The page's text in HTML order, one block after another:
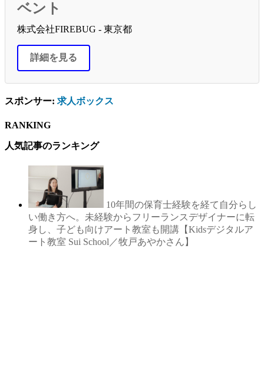
ベント
株式会社FIREBUG - 東京都
詳細を見る
スポンサー: 求人ボックス
RANKING
人気記事のランキング
10年間の保育士経験を経て自分らし
い働き方へ。未経験からフリーランスデザイナーに転
身し、子ども向けアート教室も開講【Kidsデジタルア
ート教室 Sui School／牧戸あやかさん】